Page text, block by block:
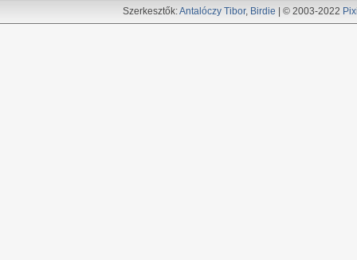
Szerkesztők:Antalóczy Tibor, Birdie | © 2003-2022